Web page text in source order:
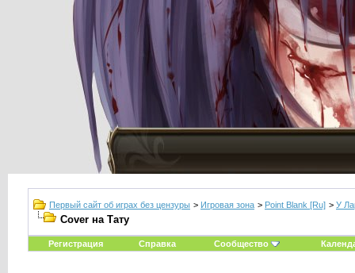
Первый сайт об играх без цензуры > Игровая зона > Point Blank [Ru] > У
Cover на Тату
Регистрация Справка Сообщество